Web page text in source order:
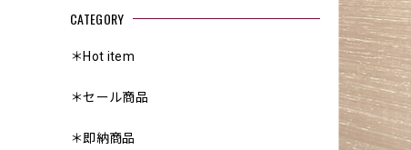
CATEGORY
＊Hot item
＊セール商品
＊即納商品